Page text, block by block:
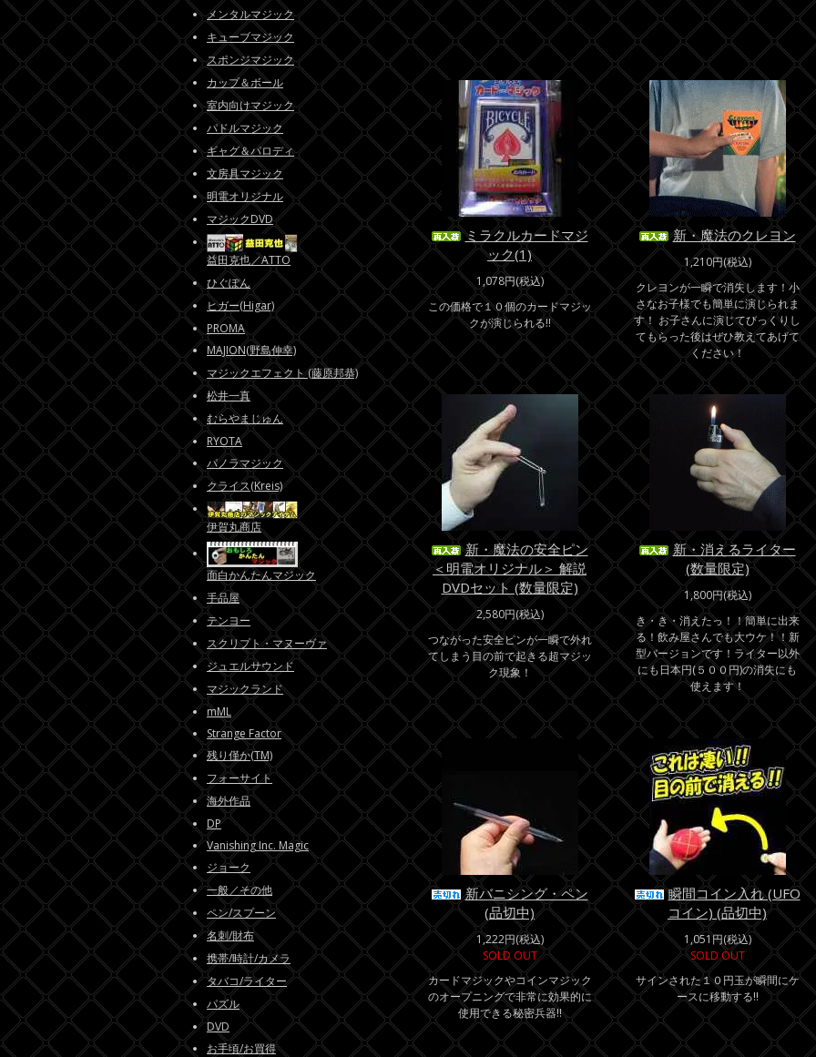
ミラクルカードマジ
ック(1)
1,078円(税込)
この価格で１０個のカードマジッ
クが演じられる!!
新・魔法のクレヨン
1,210円(税込)
クレヨンが一瞬で消失します！小
さなお子様でも簡単に演じられま
す！ お子さんに演じてびっくりし
てもらった後はぜひ教えてあげて
ください！
新・魔法の安全ピン
＜明電オリジナル＞ 解説
DVDセット (数量限定)
2,580円(税込)
つながった安全ピンが一瞬で外れ
てしまう目の前で起きる超マジッ
ク現象！
新・消えるライター
(数量限定)
1,800円(税込)
き・き・消えたっ！！簡単に出来
る！飲み屋さんでも大ウケ！！新
型バージョンです！ライター以外
にも日本円(５００円)の消失にも
使えます！
新バニシング・ペン
(品切中)
1,222円(税込)
SOLD OUT
カードマジックやコインマジック
のオープニングで非常に効果的に
使用できる秘密兵器!!
瞬間コイン入れ (UFO
コイン) (品切中)
1,051円(税込)
SOLD OUT
サインされた１０円玉が瞬間にケ
ースに移動する!!
メンタルマジック
キューブマジック
スポンジマジック
カップ＆ボール
室内向けマジック
パドルマジック
ギャグ＆パロディ
文房具マジック
明電オリジナル
マジックDVD
益田克也／ATTO
ひぐぽん
ヒガー(Higar)
PROMA
MAJION(野島伸幸)
マジックエフェクト (藤原邦恭)
松井一真
むらやまじゅん
RYOTA
パノラマジック
クライス(Kreis)
伊賀丸商店
面白かんたんマジック
手品屋
テンヨー
スクリプト・マヌーヴァ
ジュエルサウンド
マジックランド
mML
Strange Factor
残り僅か(TM)
フォーサイト
海外作品
DP
Vanishing Inc. Magic
ジョーク
一般／その他
ペン/スプーン
名刺/財布
携帯/時計/カメラ
タバコ/ライター
パズル
DVD
お手頃/お買得